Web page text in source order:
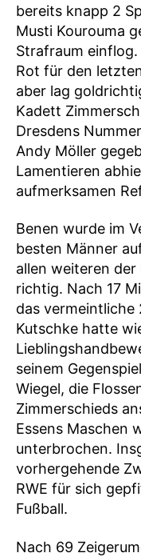
bereits knapp 2
Musti Kourouma
Strafraum
Rot für den
aber lag
Kadett
Dresdens
Andy Möller
Lamentieren
aufmerksamen
Benen wurde im
besten Männer
allen weiteren
richtig. Nach 17
das vermeintliche
Kutschke hatte
seinem
Wiegel, die
Zimmerschieds
Essens Maschen
unterbrochen.
vorhergehende
RWE für sich
Fußball.
Nach 69